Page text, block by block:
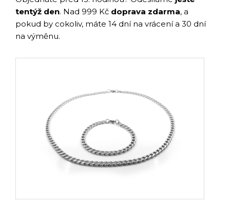
tentýž den. Nad 999 Kč doprava zdarma, a
pokud by cokoliv, máte 14 dní na vrácení a 30 dní
na výměnu.